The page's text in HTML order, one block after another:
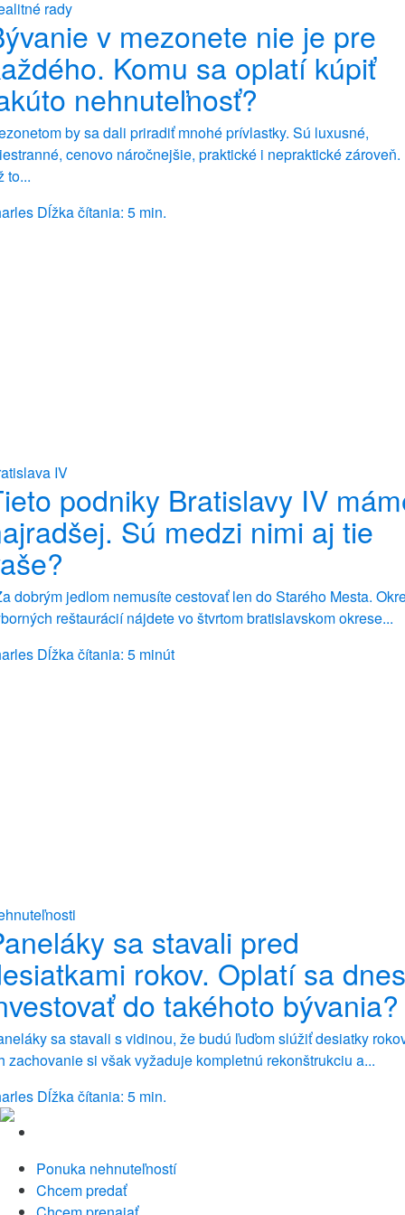
rady
v mezonete nie je pre
Komu sa oplatí kúpiť
nehnuteľnosť?
by sa dali priradiť mnohé prívlastky. Sú luxusné,
cenovo náročnejšie, praktické i nepraktické zároveň.
to...
Dĺžka čítania: 5 min.
IV
podniky Bratislavy IV
Sú medzi nimi aj tie
dobrým jedlom nemusíte cestovať len do Starého Mesta.
reštaurácií nájdete vo štvrtom bratislavskom okrese...
Dĺžka čítania: 5 minút
sa stavali pred
rokov. Oplatí sa dnes
do takéhoto bývania?
sa stavali s vidinou, že budú ľuďom slúžiť desiatky
zachovanie si však vyžaduje kompletnú rekonštrukciu a...
Dĺžka čítania: 5 min.
Ponuka nehnuteľností
Chcem predať